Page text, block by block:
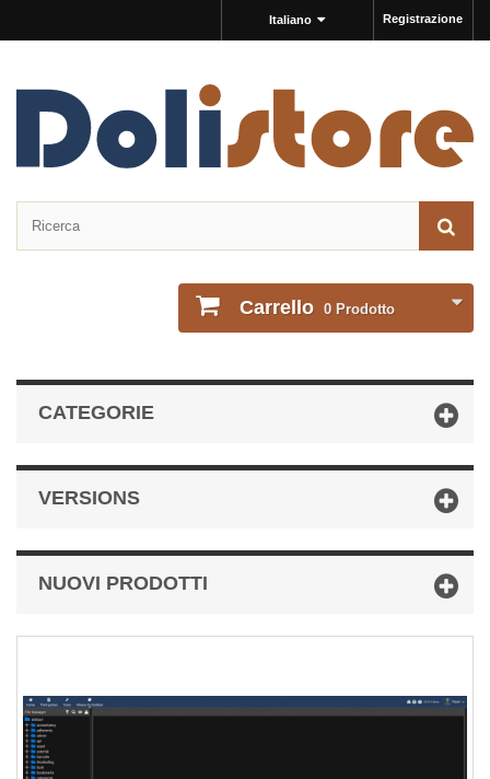
Registrazione
Italiano
Carrello 0 Prodotto
CATEGORIE
VERSIONS
NUOVI PRODOTTI